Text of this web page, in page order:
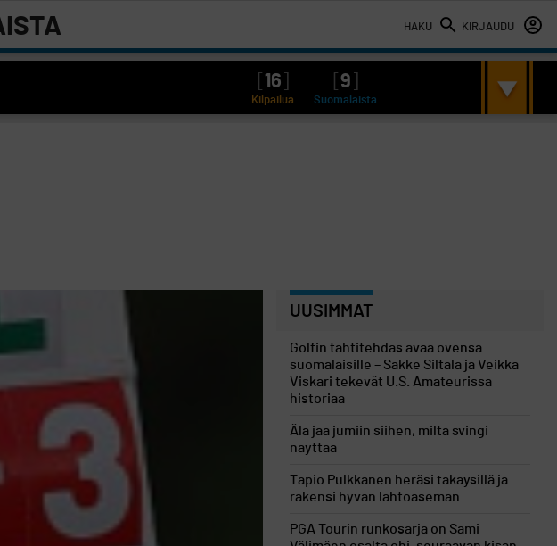
HAKU KIRJAUDU
16 9
Kilpailua Suomalaista
UUSIMMAT
Golfin tähtitehdas avaa ovensa
suomalaisille – Sakke Siltala ja Veikka
Viskari tekevät U.S. Amateurissa
historiaa
Älä jää jumiin siihen, miltä svingi
näyttää
Tapio Pulkkanen heräsi takaysillä ja
rakensi hyvän lähtöaseman
PGA Tourin runkosarja on Sami